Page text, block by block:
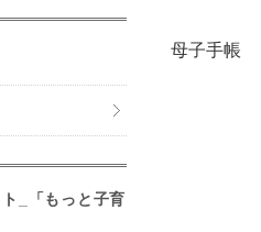
母子手帳
_「もっと子育